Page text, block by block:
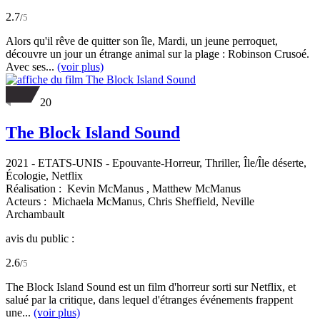
2.7/5
Alors qu'il rêve de quitter son île, Mardi, un jeune perroquet,
découvre un jour un étrange animal sur la plage : Robinson Crusoé.
Avec ses... (voir plus)
20
The Block Island Sound
2021 - ETATS-UNIS - Epouvante-Horreur, Thriller, Île/Île déserte,
Écologie, Netflix
Réalisation : Kevin McManus , Matthew McManus
Acteurs : Michaela McManus, Chris Sheffield, Neville
Archambault
avis du public :
2.6/5
The Block Island Sound est un film d'horreur sorti sur Netflix, et
salué par la critique, dans lequel d'étranges événements frappent
une... (voir plus)